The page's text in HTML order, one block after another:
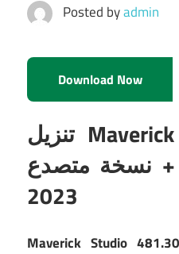
Posted byadmin
Download Now
تنزيل Maverick Studio الإصدار
المباع 481.306 + نسخة متصدع
2023
Maverick Studio